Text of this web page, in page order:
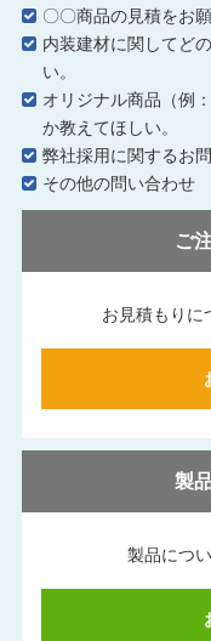
〇〇商品の見積をお
内装建材に関してど
い。
オリジナル商品（例
か教えてほしい。
弊社採用に関するお
その他の問い合わせ
ご
お見積もりに
製
製品につ